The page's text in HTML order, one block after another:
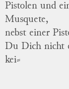
Pistolen und
Musquete,
nebst einer
Du Dich nicht
kei⸗